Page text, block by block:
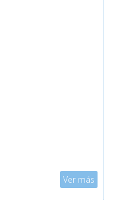
Mostrar
Ver más